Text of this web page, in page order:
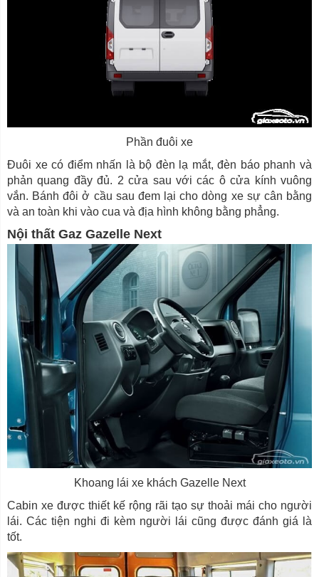
Phần đuôi xe
Đuôi xe có điểm nhấn là bộ đèn lạ mắt, đèn báo phanh và
phản quang đầy đủ. 2 cửa sau với các ô cửa kính vuông
vắn. Bánh đôi ở cầu sau đem lại cho dòng xe sự cân bằng
và an toàn khi vào cua và địa hình không bằng phẳng.
Nội thất Gaz Gazelle Next
Khoang lái xe khách Gazelle Next
Cabin xe được thiết kế rộng rãi tạo sự thoải mái cho người
lái. Các tiện nghi đi kèm người lái cũng được đánh giá là
tốt.